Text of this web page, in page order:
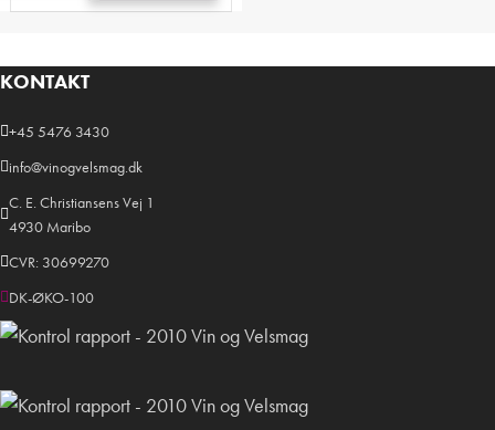
KONTAKT
+45 5476 3430
info@vinogvelsmag.dk
C. E. Christiansens Vej 1
4930 Maribo
CVR: 30699270
DK-ØKO-100